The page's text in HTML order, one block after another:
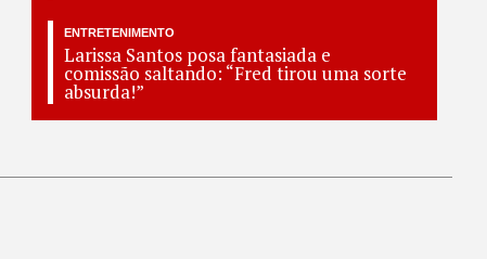
ENTRETENIMENTO
Larissa Santos posa fantasiada e
comissão saltando: “Fred tirou uma sorte
absurda!”